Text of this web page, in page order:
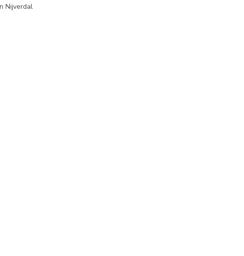
Nijverdal